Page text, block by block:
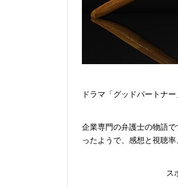
ドラマ「グッドパートナ
企業専門の弁護士の物語
ったようで、感想と視聴
ス